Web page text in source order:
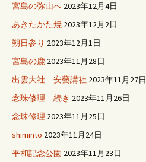
宮島の弥山へ 2023年12月4日
あきたかた焼 2023年12月2日
朔日参り 2023年12月1日
宮島の鹿 2023年11月28日
出雲大社 安藝講社 2023年11月27日
念珠修理 続き 2023年11月26日
念珠修理 2023年11月25日
shiminto 2023年11月24日
平和記念公園 2023年11月23日